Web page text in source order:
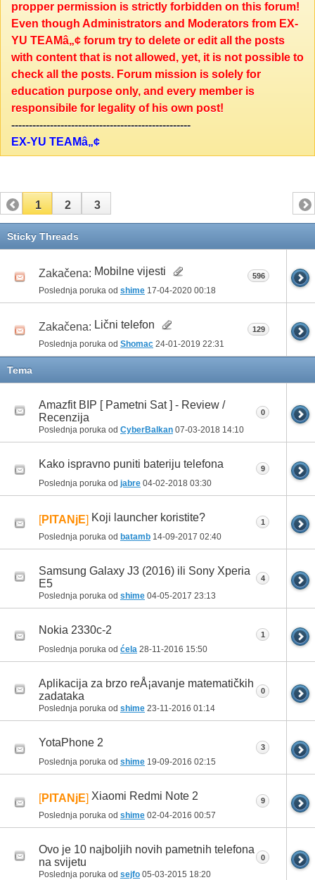
propper permission is strictly forbidden on this forum!
Even though Administrators and Moderators from EX-
YU TEAMâ„¢ forum try to delete or edit all the posts
with content that is not allowed, yet, it is not possible to
check all the posts. Forum mission is solely for
education purpose only, and every member is
responsibile for legality of his own post!
---------------------------------------------------
EX-YU TEAMâ„¢
1 2 3
Sticky Threads
Zakačena: Mobilne vijesti
Poslednja poruka od shime 17-04-2020 00:18
596
Zakačena: Lični telefon
Poslednja poruka od Shomac 24-01-2019 22:31
129
Tema
Amazfit BIP [ Pametni Sat ] - Review /
Recenzija
Poslednja poruka od CyberBalkan 07-03-2018 14:10
0
Kako ispravno puniti bateriju telefona
Poslednja poruka od jabre 04-02-2018 03:30
9
[PITANjE] Koji launcher koristite?
Poslednja poruka od batamb 14-09-2017 02:40
1
Samsung Galaxy J3 (2016) ili Sony Xperia
E5
Poslednja poruka od shime 04-05-2017 23:13
4
Nokia 2330c-2
Poslednja poruka od ćela 28-11-2016 15:50
1
Aplikacija za brzo reÅ¡avanje matematičkih
zadataka
Poslednja poruka od shime 23-11-2016 01:14
0
YotaPhone 2
Poslednja poruka od shime 19-09-2016 02:15
3
[PITANjE] Xiaomi Redmi Note 2
Poslednja poruka od shime 02-04-2016 00:57
9
Ovo je 10 najboljih novih pametnih telefona
na svijetu
Poslednja poruka od sejfo 05-03-2015 18:20
0